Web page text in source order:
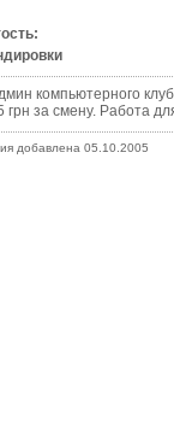
компьютерного
за смену. Работа
добавлена 05.10.2005